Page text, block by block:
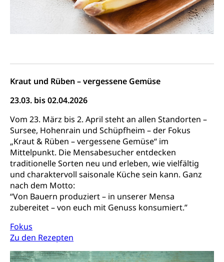
Kraut und Rüben – vergessene Gemüse
23.03. bis 02.04.2026
Vom 23. März bis 2. April steht an allen Standorten –
Sursee, Hohenrain und Schüpfheim – der Fokus
„Kraut & Rüben – vergessene Gemüse“ im
Mittelpunkt. Die Mensabesucher entdecken
traditionelle Sorten neu und erleben, wie vielfältig
und charaktervoll saisonale Küche sein kann. Ganz
nach dem Motto:
“Von Bauern produziert – in unserer Mensa
zubereitet – von euch mit Genuss konsumiert.”
Fokus
Zu den Rezepten